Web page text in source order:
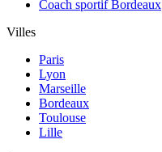
Coach sportif Bordeaux
Villes
Paris
Lyon
Marseille
Bordeaux
Toulouse
Lille